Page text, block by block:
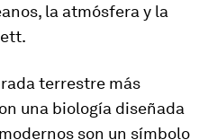
la atmósfera y la
terrestre más
una biología diseñada
son un símbolo